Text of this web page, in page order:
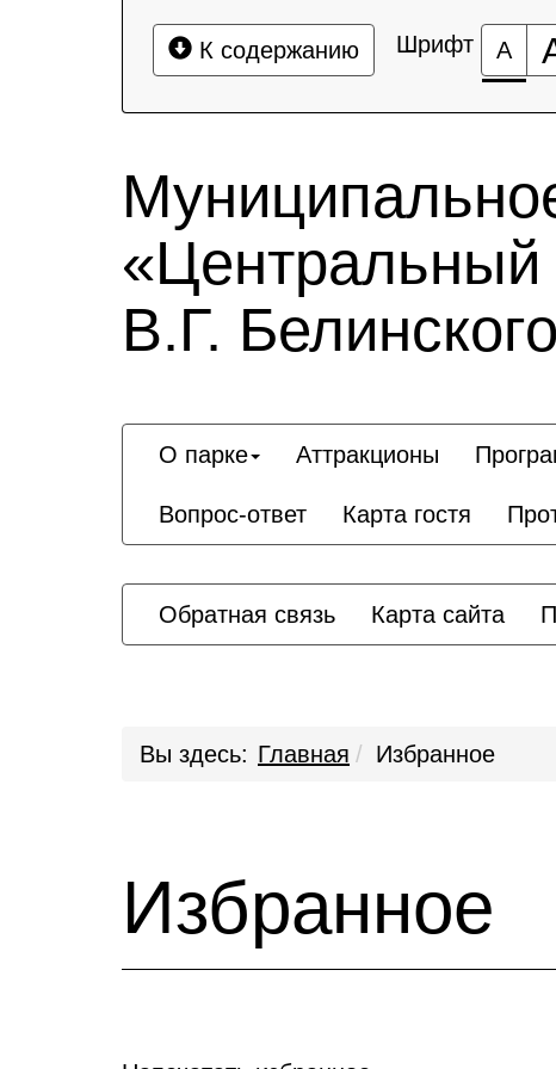
К содержанию Шрифт А
«Центральный
В.Г.
О парке Аттракционы
Вопрос-ответ Карта гостя
Обратная связь Карта сайта
Вы здесь: Главная Избранное
Избранное